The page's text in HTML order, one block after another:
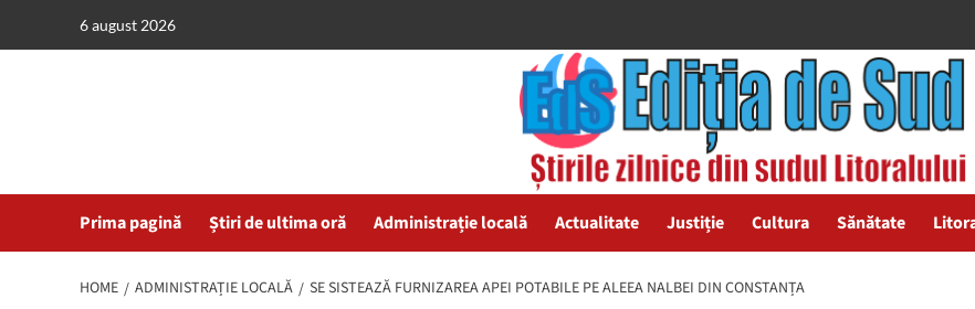
6 august 2026
Prima pagină Știri de ultima oră Administrație locală Actualitate Justiție Cultura Sănătate
HOME ADMINISTRAȚIE LOCALĂ SE SISTEAZĂ FURNIZAREA APEI POTABILE PE ALEEA NALBEI DIN CONSTANȚA